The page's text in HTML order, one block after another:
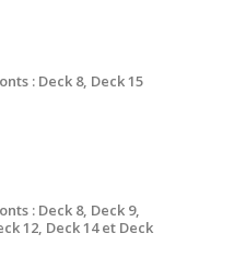
: Deck 8, Deck 15
: Deck 8, Deck 9,
12, Deck 14 et Deck